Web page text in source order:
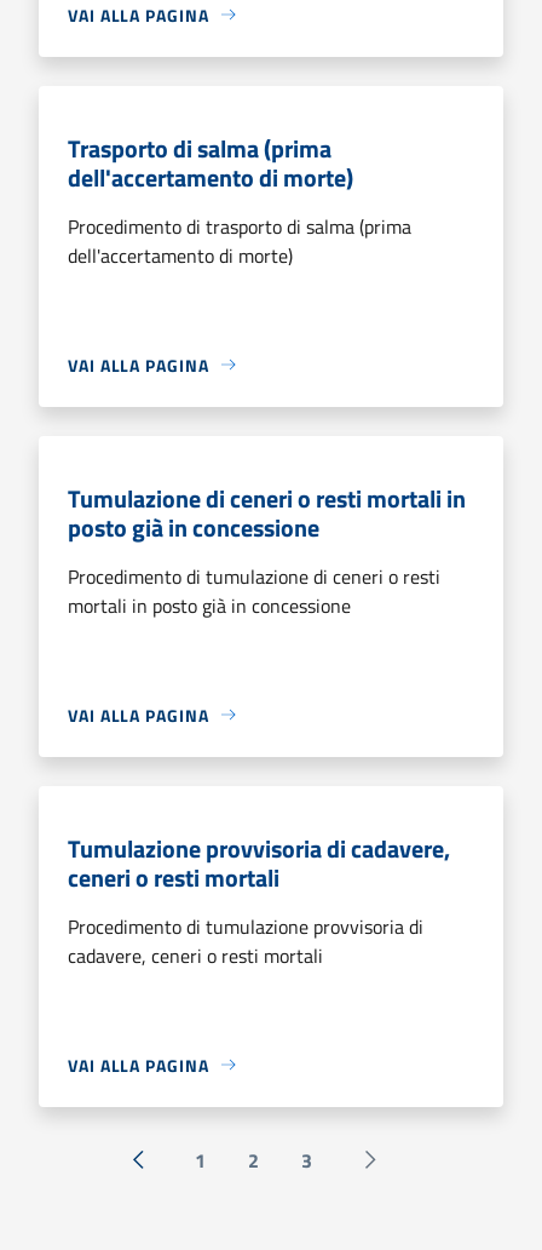
VAI ALLA PAGINA
Trasporto di salma (prima
dell'accertamento di morte)
Procedimento di trasporto di salma (prima
dell'accertamento di morte)
VAI ALLA PAGINA
Tumulazione di ceneri o resti mortali in
posto già in concessione
Procedimento di tumulazione di ceneri o resti
mortali in posto già in concessione
VAI ALLA PAGINA
Tumulazione provvisoria di cadavere,
ceneri o resti mortali
Procedimento di tumulazione provvisoria di
cadavere, ceneri o resti mortali
VAI ALLA PAGINA
« Precedente
1 2 3 Successiva »